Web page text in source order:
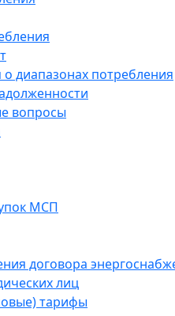
диапазонах потребления
вопросы
МСП
договора
лиц
тарифы